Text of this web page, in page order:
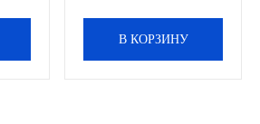
В КОРЗИНУ